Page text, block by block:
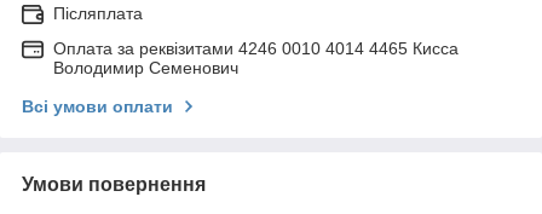
Післяплата
Оплата за реквізитами 4246 0010 4014 4465 Кисса
Володимир Семенович
Всі умови оплати
Умови повернення